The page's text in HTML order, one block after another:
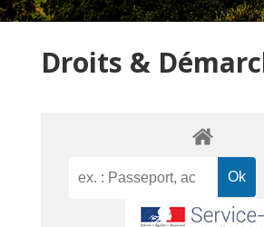
Droits &